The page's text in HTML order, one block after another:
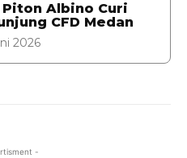
Piton Albino Curi
CFD Medan
2026
-